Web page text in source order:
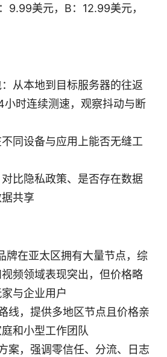
9.99美元，B：12.99美元，
从本地到目标服务器的往返
时连续测速，观察抖动与断
同设备与应用上能否无缝工
比隐私政策、是否存在数据
共享
牌在亚太区拥有大量节点，综
频领域表现突出，但价格略
与企业用户
线，提供多地区节点且价格亲
和小型工作团队
案，强调零信任、分流、日志